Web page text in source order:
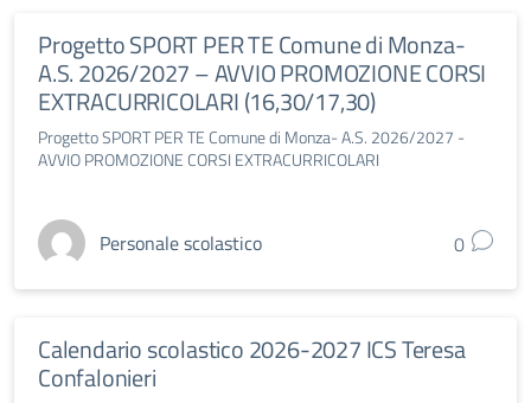
Progetto SPORT PER TE Comune di Monza-
A.S. 2026/2027 – AVVIO PROMOZIONE CORSI
EXTRACURRICOLARI (16,30/17,30)
Progetto SPORT PER TE Comune di Monza- A.S. 2026/2027 -
AVVIO PROMOZIONE CORSI EXTRACURRICOLARI
Personale scolastico 0
Calendario scolastico 2026-2027 ICS Teresa
Confalonieri